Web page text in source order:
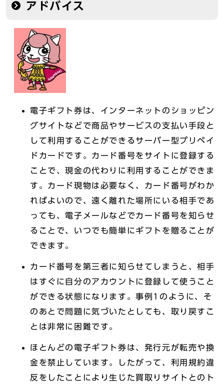
アドバイス
電子ギフト券は、インターネットのショッピン
グサイトなどで商品やサービスの支払い手段と
して利用することができるサーバー型プリペイ
ドカードです。カード番号をサイトに登録する
ことで、現金の代わりに利用することができま
す。カード現物は必要なく、カード番号がわか
ればよいので、遠く離れた場所にいる相手であ
っても、電子メールなどでカード番号を知らせ
ることで、いつでも簡単にギフトを贈ることが
できます。
カード番号を第三者に知らせてしまうと、相手
はすぐに自分のアカウントに登録して使うこと
ができる状態になります。事例1のように、そ
のあとで問題に気づいたとしても、取り戻すこ
とは非常に困難です。
ほとんどの電子ギフト券は、発行元が転売や換
金を禁止しています。したがって、利用規約違
反をしたことにより生じた買取りサイトとのト